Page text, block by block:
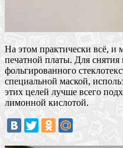
На этом практически всё, и
печатной платы. Для снятия
фольгированного
специальной маской,
этих целей лучше всего
лимонной кислотой.